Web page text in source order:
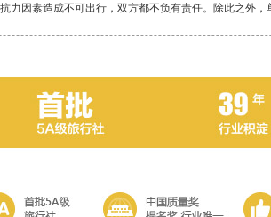
因素造成不可出行，双方都不负有责任。除此之外
走。